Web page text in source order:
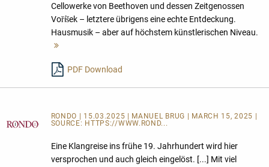
Cellowerke von Beethoven und dessen Zeitgenossen
Voříšek – letztere übrigens eine echte Entdeckung.
Hausmusik – aber auf höchstem künstlerischen Niveau.
PDF Download
RONDO | 15.03.2025 | MANUEL BRUG | MARCH 15, 2025 |
SOURCE: HTTPS://WWW.ROND...
Eine Klangreise ins frühe 19. Jahrhundert wird hier
versprochen und auch gleich eingelöst. [...] Mit viel